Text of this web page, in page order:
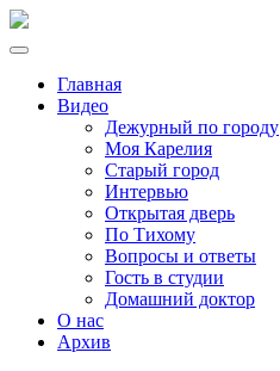
Главная
Видео
Дежурный по городу
Моя Карелия
Старый город
Интервью
Открытая дверь
По Тихому
Вопросы и ответы
Гость в студии
Домашний доктор
О нас
Архив